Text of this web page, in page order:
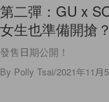
第二彈：GU x
女生也準備開搶？
發售日期公開！
By Polly Tsai/2021年11月